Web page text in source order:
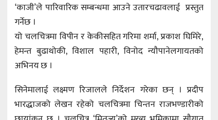
‘काजी’ले पारिवारिक सम्बन्धमा आउने उतारचढावलाई प्रस्तुत
गर्नेछ ।
यो चलचित्रमा विपीन र केकीसहित गरिमा शर्मा, प्रकाश घिमिरे,
हेमन्त बुढाथोकी, विशाल पहारी, विनोद न्यौपानेलगायतको
अभिनय छ ।
सिनेमालाई लक्ष्मण रिजालले निर्देशन गरेका छन् । प्रदीप
भारद्धाजको लेखन रहेको चलचित्रमा चिन्तन राजभण्डारीको